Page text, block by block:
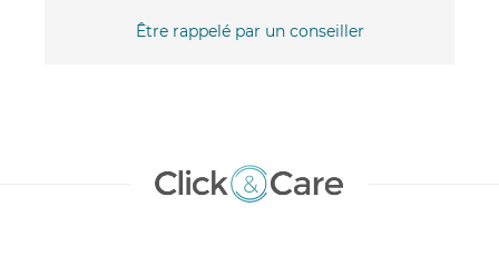
Être rappelé par un conseiller